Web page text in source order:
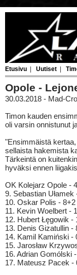
Etusivu Uutiset
Opole -
30.03.2018 - Mad-
Timon kauden
oli varsin onnistunut
"Ensimmäistä
sellaista hakemista
Tärkeintä on
hyväksi ennen
OK Kolejarz Opole -
9. Sebastian Ułamek
10. Oskar Polis -
11. Kevin Woelbert -
12. Hubert Łęgowik -
13. Denis Gizatullin -
14. Kamil Kamiński -
15. Jarosław
16. Adrian Gomólski
17. Mateusz Pacek -